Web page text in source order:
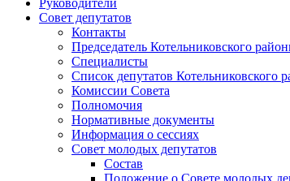
Руководители
Совет депутатов
Контакты
Председатель Котельниковского
Специалисты
Список депутатов Котельниковского
Комиссии Совета
Полномочия
Нормативные документы
Информация о сессиях
Совет молодых депутатов
Состав
Положение о Совете молодых